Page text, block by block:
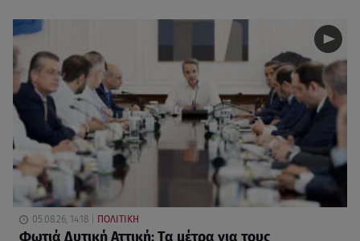
05.08.26, 14:18 ΠΟΛΙΤΙΚΗ
Φωτιά Δυτική Αττική: Τα μέτρα για τους